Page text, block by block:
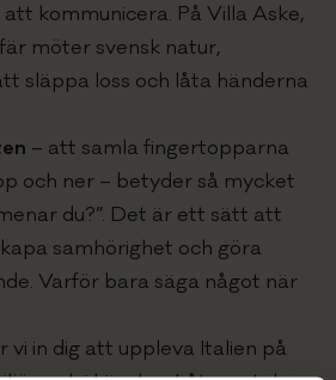
kommunicera. På Villa Aske,
möter svensk natur,
släppa loss och låta händerna
– att samla fingertopparna
och ner – betyder så mycket
du?”. Det är ett sätt att
samhörighet och göra
Varför bara säga något när
vi in dig att uppleva Italien på